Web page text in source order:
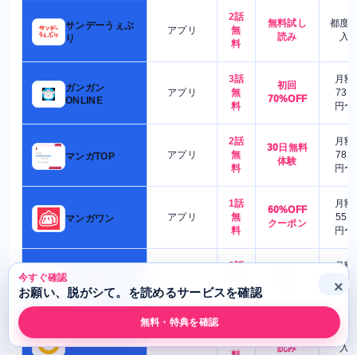
サンデーうぇぶ
り
アプリ
2話
無
料
無料試し
読み
都度
入
ガンガン
ONLINE
アプリ
3話
無
料
初回
70%OFF
月額
730
円〜
マンガTOP アプリ
2話
無
料
30日無料
体験
月額
780
円〜
マンガワン アプリ
1話
無
料
60%OFF
クーポン
月額
550
円〜
マンガUP!
3話
料
月額
480
円〜
アプリ
無
読み
都度
入
今すぐ確認
お願い、脱がシて。を読めるサービスを確認
無料・特典を確認
×